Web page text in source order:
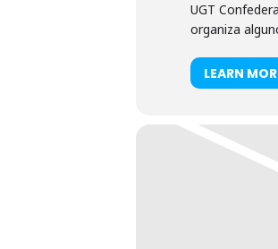
UGT
organiza
LEARN